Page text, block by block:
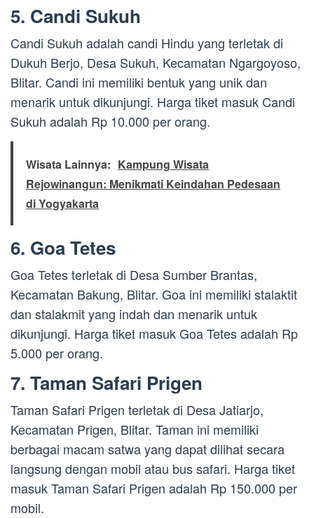
5. Candi Sukuh
Candi Sukuh adalah candi Hindu yang terletak di
Dukuh Berjo, Desa Sukuh, Kecamatan Ngargoyoso,
Blitar. Candi ini memiliki bentuk yang unik dan
menarik untuk dikunjungi. Harga tiket masuk Candi
Sukuh adalah Rp 10.000 per orang.
Wisata Lainnya: Kampung Wisata
Rejowinangun: Menikmati Keindahan Pedesaan
di Yogyakarta
6. Goa Tetes
Goa Tetes terletak di Desa Sumber Brantas,
Kecamatan Bakung, Blitar. Goa ini memiliki stalaktit
dan stalakmit yang indah dan menarik untuk
dikunjungi. Harga tiket masuk Goa Tetes adalah Rp
5.000 per orang.
7. Taman Safari Prigen
Taman Safari Prigen terletak di Desa Jatiarjo,
Kecamatan Prigen, Blitar. Taman ini memiliki
berbagai macam satwa yang dapat dilihat secara
langsung dengan mobil atau bus safari. Harga tiket
masuk Taman Safari Prigen adalah Rp 150.000 per
mobil.